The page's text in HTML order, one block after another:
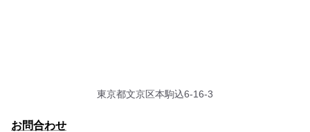
東京都文京区本駒込6-16-3
お問合わせ